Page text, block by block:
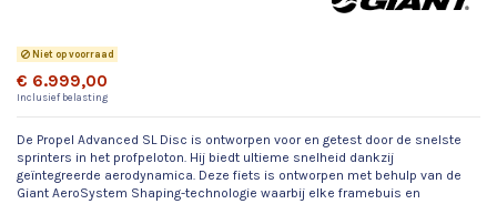
Niet op voorraad
€ 6.999,00
Inclusief belasting
De Propel Advanced SL Disc is ontworpen voor en getest door de snelste
sprinters in het profpeloton. Hij biedt ultieme snelheid dankzij
geïntegreerde aerodynamica. Deze fiets is ontworpen met behulp van de
Giant AeroSystem Shaping-technologie waarbij elke framebuis en